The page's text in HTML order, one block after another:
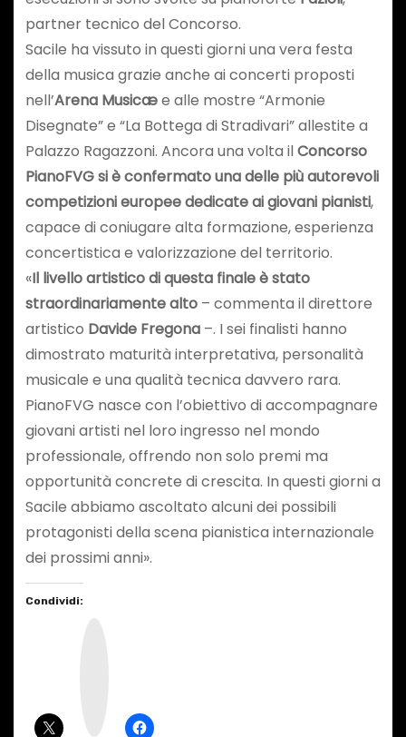
partner tecnico del Concorso.
Sacile ha vissuto in questi giorni una vera festa
della musica grazie anche ai concerti proposti
nell’Arena Musicæe alle mostre “Armonie
Disegnate” e “La Bottega di Stradivari” allestite a
Palazzo Ragazzoni. Ancora una volta ilConcorso
PianoFVG si è confermato una delle più autorevoli
competizioni europee dedicate ai giovani pianisti,
capace di coniugare alta formazione, esperienza
concertistica e valorizzazione del territorio.
«Il livello artistico di questa finale è stato
straordinariamente alto– commenta il direttore
artistico Davide Fregona–. I sei finalisti hanno
dimostrato maturità interpretativa, personalità
musicale e una qualità tecnica davvero rara.
PianoFVG nasce con l’obiettivo di accompagnare
giovani artisti nel loro ingresso nel mondo
professionale, offrendo non solo premi ma
opportunità concrete di crescita. In questi giorni a
Sacile abbiamo ascoltato alcuni dei possibili
protagonisti della scena pianistica internazionale
dei prossimi anni».
Condividi: